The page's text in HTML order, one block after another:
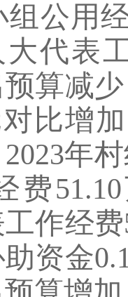
组公用
代表
算减
比增加
2023年
费51.10
作经费
资金